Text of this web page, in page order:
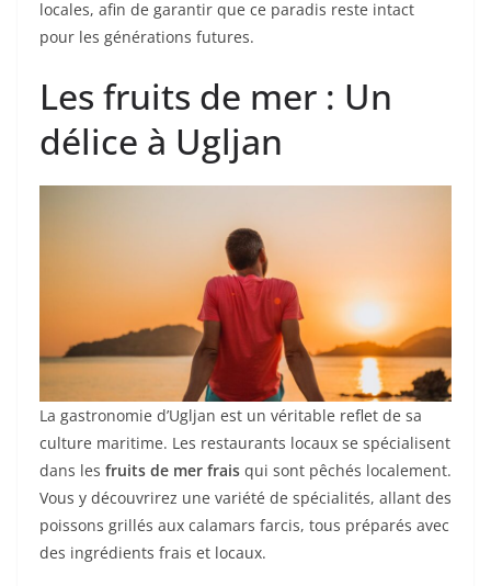
locales, afin de garantir que ce paradis reste intact
pour les générations futures.
Les fruits de mer : Un
délice à Ugljan
La gastronomie d’Ugljan est un véritable reflet de sa
culture maritime. Les restaurants locaux se spécialisent
dans les fruits de mer frais qui sont pêchés localement.
Vous y découvrirez une variété de spécialités, allant des
poissons grillés aux calamars farcis, tous préparés avec
des ingrédients frais et locaux.